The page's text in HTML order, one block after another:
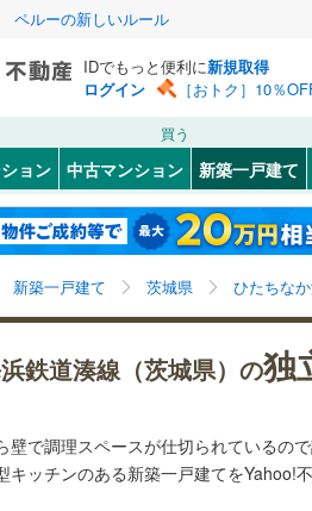
ペルーの新しいルール
IDでもっと便利に新規取得
ログイン
［おトク］10％
買う
ョン 中古マンション 新築一戸建て
新築一戸建て 茨城県 ひたちな
鉄道湊線（茨城県）の独
壁で調理スペースが仕切られているの
キッチンのある新築一戸建てをYahoo!
北海道
青森 岩手
東京 神奈川
大阪 兵庫
水戸市(0)
古河市(0)
龍ケ崎市 (0)
笠間市
(0)
つくば市 (0)
潮来市(0)
東北本線(0)
水戸線(0)
鹿島臨海鉄道大洗鹿島線(0)
(0) (0) (0)
設備
床暖房（0）
駐車場2台以上（0）
ＴＶモニタ付インターホン
（0）
配置、向き、建ち方、日当たり
前道6m以上 （ 0 ）
平坦地（0）
この検索条件の
茨城県、ひ
築条件付き